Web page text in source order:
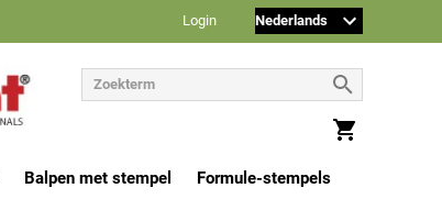
Login
Balpen met stempel
Formule-stempels